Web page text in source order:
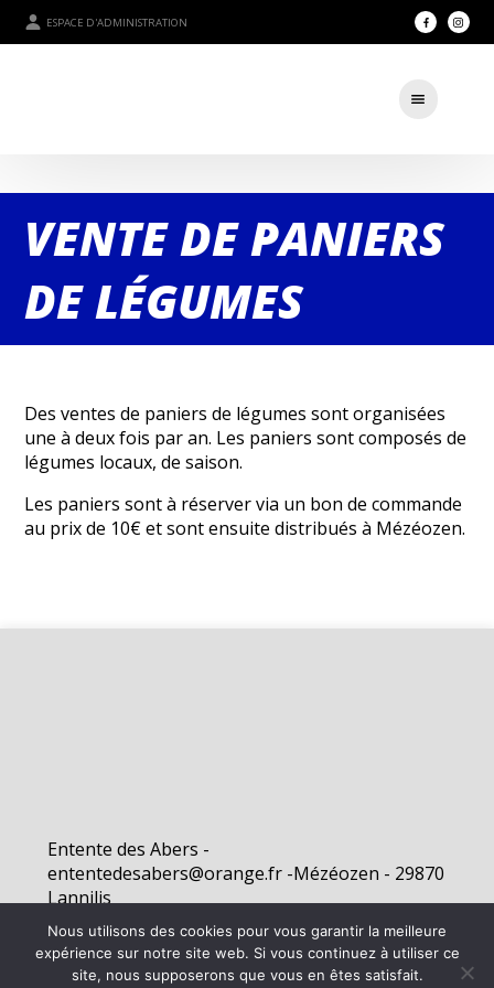
ESPACE D'ADMINISTRATION
VENTE DE PANIERS
DE LÉGUMES
Des ventes de paniers de légumes sont organisées
une à deux fois par an. Les paniers sont composés de
légumes locaux, de saison.
Les paniers sont à réserver via un bon de commande
au prix de 10€ et sont ensuite distribués à Mézéozen.
Entente des Abers -
ententedesabers@orange.fr -Mézéozen - 29870
Lannilis
©2026 - Entente des Abers | Site internet réalisé par
Nous utilisons des cookies pour vous garantir la meilleure
expérience sur notre site web. Si vous continuez à utiliser ce
site, nous supposerons que vous en êtes satisfait.